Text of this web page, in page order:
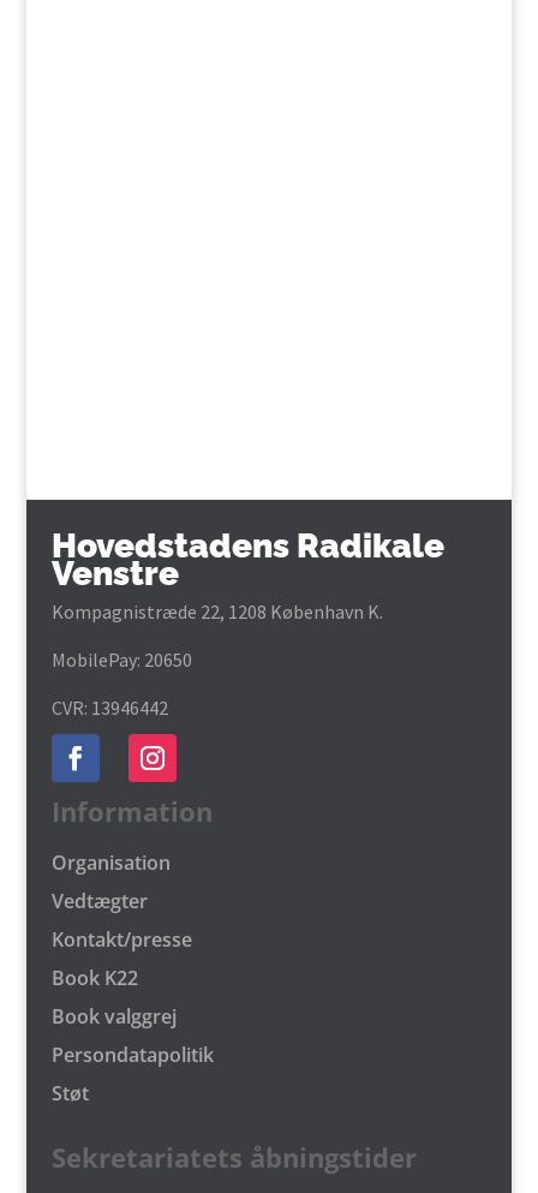
Hovedstadens Radikale
Venstre
Kompagnistræde 22, 1208 København K.
MobilePay: 20650
CVR: 13946442
Information
Organisation
Vedtægter
Kontakt/presse
Book K22
Book valggrej
Persondatapolitik
Støt
Sekretariatets åbningstider